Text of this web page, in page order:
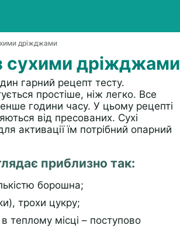
дріжджами
сухими дріжджами
гарний рецепт тесту.
простіше, ніж легко. Все
години часу. У цьому рецепті
від пресованих. Сухі
активації їм потрібний опарний
приблизно так:
борошна;
трохи цукру;
теплому місці – поступово